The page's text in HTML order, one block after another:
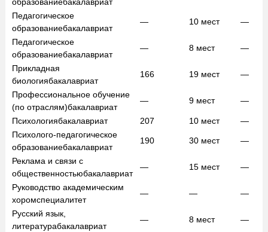
Педагогическое
образованиебакалавриат
— 10 мест —
Педагогическое
образованиебакалавриат
— 8 мест —
Прикладная
биологиябакалавриат
166 19 мест —
Профессиональное обучение
(по отраслям)бакалавриат
— 9 мест —
Психологиябакалавриат 207 10 мест
—
Психолого-педагогическое
образованиебакалавриат
190 30 мест —
Реклама и связи с
общественностьюбакалавриат
— 15 мест —
Руководство академическим
хоромспециалитет
— — —
Русский язык,
литературабакалавриат
— 8 мест —